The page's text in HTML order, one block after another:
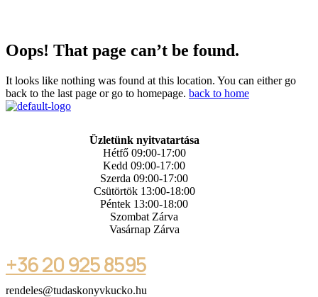
Oops! That page can’t be found.
It looks like nothing was found at this location. You can either go
back to the last page or go to homepage. back to home
Üzletünk nyitvatartása
Hétfő 09:00-17:00
Kedd 09:00-17:00
Szerda 09:00-17:00
Csütörtök 13:00-18:00
Péntek 13:00-18:00
Szombat Zárva
Vasárnap Zárva
+36 20 925 8595
rendeles@tudaskonyvkucko.hu